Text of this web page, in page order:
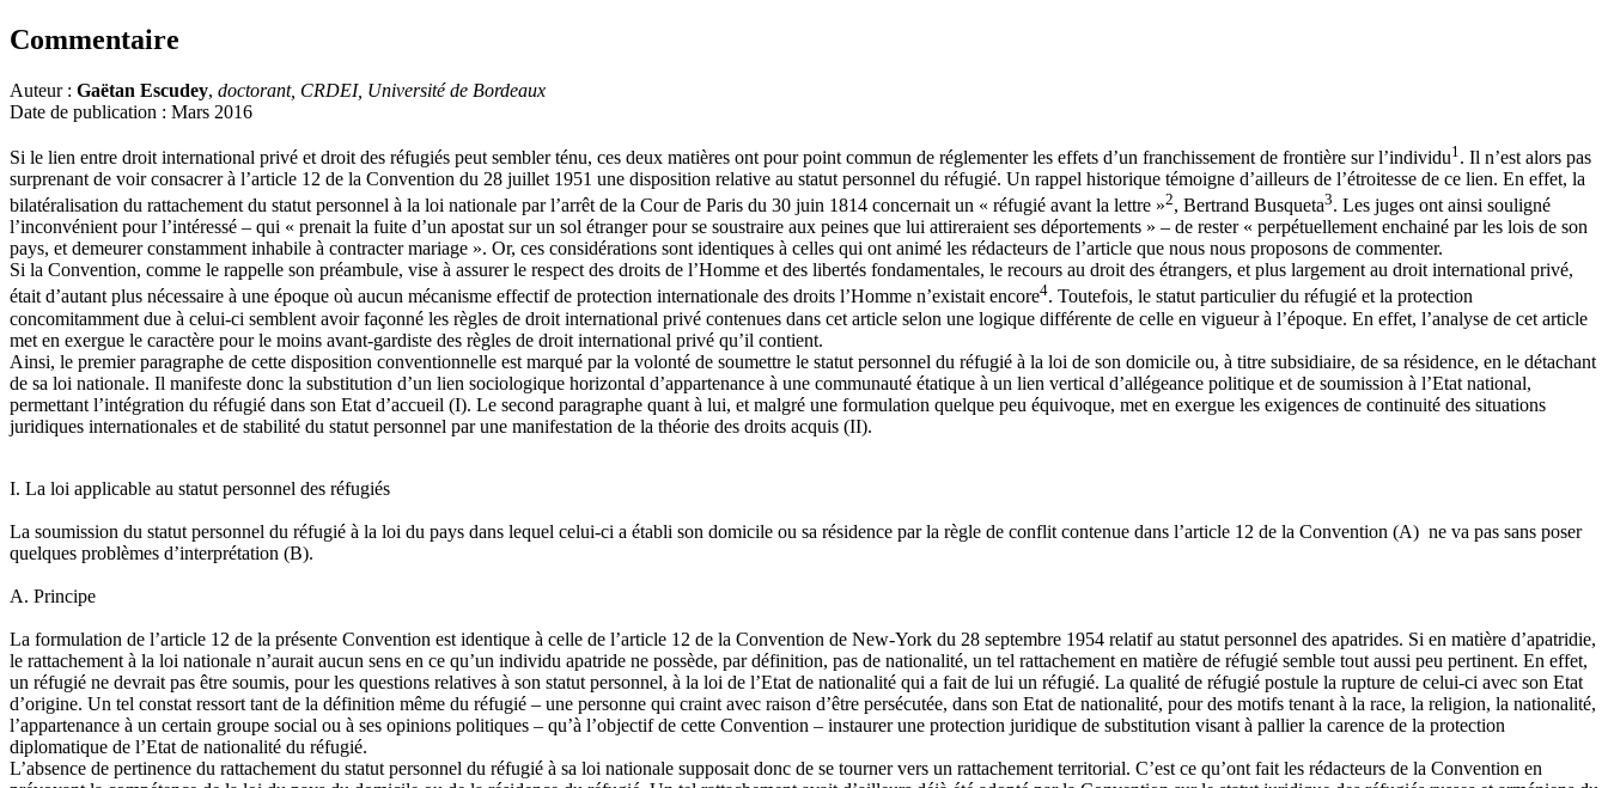
Commentaire
Auteur : Gaëtan Escudey, doctorant, CRDEI, Université de Bordeaux
Date de publication : Mars 2016
Si le lien entre droit international privé et droit des réfugiés peut sembler ténu, ces deux matières ont pour point commun de réglementer les effets d’un franchissement de frontière sur l’individu1 . Il n’est alors pas
surprenant de voir consacrer à l’article 12 de la Convention du 28 juillet 1951 une disposition relative au statut personnel du réfugié. Un rappel historique témoigne d’ailleurs de l’étroitesse de ce lien. En effet, la
bilatéralisation du rattachement du statut personnel à la loi nationale par l’arrêt de la Cour de Paris du 30 juin 1814 concernait un « réfugié avant la lettre »2, Bertrand Busqueta3. Les juges ont ainsi souligné
l’inconvénient pour l’intéressé – qui « prenait la fuite d’un apostat sur un sol étranger pour se soustraire aux peines que lui attireraient ses déportements » – de rester « perpétuellement enchainé par les lois de son
pays, et demeurer constamment inhabile à contracter mariage ». Or, ces considérations sont identiques à celles qui ont animé les rédacteurs de l’article que nous nous proposons de commenter.
Si la Convention, comme le rappelle son préambule, vise à assurer le respect des droits de l’Homme et des libertés fondamentales, le recours au droit des étrangers, et plus largement au droit international privé,
était d’autant plus nécessaire à une époque où aucun mécanisme effectif de protection internationale des droits l’Homme n’existait encore4. Toutefois, le statut particulier du réfugié et la protection
concomitamment due à celui-ci semblent avoir façonné les règles de droit international privé contenues dans cet article selon une logique différente de celle en vigueur à l’époque. En effet, l’analyse de cet article
met en exergue le caractère pour le moins avant-gardiste des règles de droit international privé qu’il contient.
Ainsi, le premier paragraphe de cette disposition conventionnelle est marqué par la volonté de soumettre le statut personnel du réfugié à la loi de son domicile ou, à titre subsidiaire, de sa résidence, en le détachant
de sa loi nationale. Il manifeste donc la substitution d’un lien sociologique horizontal d’appartenance à une communauté étatique à un lien vertical d’allégeance politique et de soumission à l’Etat national,
permettant l’intégration du réfugié dans son Etat d’accueil (I). Le second paragraphe quant à lui, et malgré une formulation quelque peu équivoque, met en exergue les exigences de continuité des situations
juridiques internationales et de stabilité du statut personnel par une manifestation de la théorie des droits acquis (II).
I. La loi applicable au statut personnel des réfugiés
La soumission du statut personnel du réfugié à la loi du pays dans lequel celui-ci a établi son domicile ou sa résidence par la règle de conflit contenue dans l’article 12 de la Convention (A) ne va pas sans poser
quelques problèmes d’interprétation (B).
A. Principe
La formulation de l’article 12 de la présente Convention est identique à celle de l’article 12 de la Convention de New-York du 28 septembre 1954 relatif au statut personnel des apatrides. Si en matière d’apatridie,
le rattachement à la loi nationale n’aurait aucun sens en ce qu’un individu apatride ne possède, par définition, pas de nationalité, un tel rattachement en matière de réfugié semble tout aussi peu pertinent. En effet,
un réfugié ne devrait pas être soumis, pour les questions relatives à son statut personnel, à la loi de l’Etat de nationalité qui a fait de lui un réfugié. La qualité de réfugié postule la rupture de celui-ci avec son Etat
d’origine. Un tel constat ressort tant de la définition même du réfugié – une personne qui craint avec raison d’être persécutée, dans son Etat de nationalité, pour des motifs tenant à la race, la religion, la nationalité,
l’appartenance à un certain groupe social ou à ses opinions politiques – qu’à l’objectif de cette Convention – instaurer une protection juridique de substitution visant à pallier la carence de la protection
diplomatique de l’Etat de nationalité du réfugié.
L’absence de pertinence du rattachement du statut personnel du réfugié à sa loi nationale supposait donc de se tourner vers un rattachement territorial. C’est ce qu’ont fait les rédacteurs de la Convention en